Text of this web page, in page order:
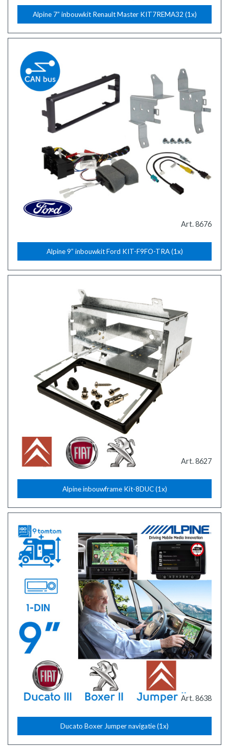
Alpine 7” inbouwkit Renault Master KIT7REMA32 (1x)
Art. 8676
Alpine 9” inbouwkit Ford KIT-F9FO-TRA (1x)
Art. 8627
Alpine inbouwframe Kit-8DUC (1x)
Art. 8638
Ducato Boxer Jumper navigatie (1x)